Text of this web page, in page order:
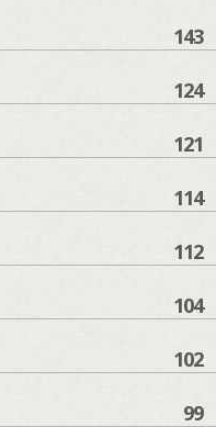
143
124
121
114
112
104
102
99